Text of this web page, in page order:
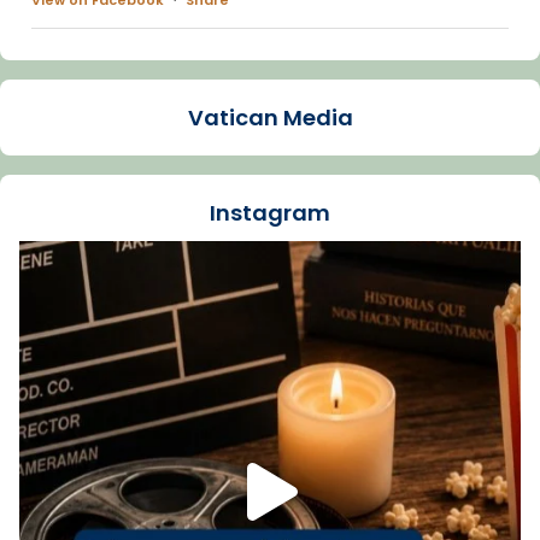
Arquebisbat de Barcelona
La Carmina va patir depressió. Fa gairebé
dos mesos, a l'Estadi Lluís Companys, la
Recupera l'entrevista comp
Vatican
tican News 👇
www.vaticannews.va/es/iglesia/news/2026-
07/carmina-historia-depresion-papa-viaje-
espana-testimoni...
Foto
View on Facebook · Share
Vatican Media
Instagram